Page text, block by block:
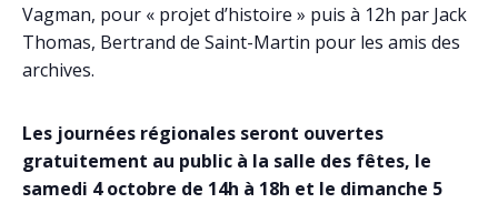
Vagman, pour « projet d’histoire » puis à 12h par Jack
Thomas, Bertrand de Saint-Martin pour les amis des
archives.
Les journées régionales seront ouvertes
gratuitement au public à la salle des fêtes, le
samedi 4 octobre de 14h à 18h et le dimanche 5